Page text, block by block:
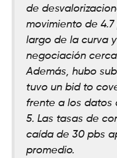
de
movimiento de
largo de la curva
negociación
Además, hubo
tuvo un bid to
frente a los datos
5. Las tasas de
caída de 30 pbs
promedio.